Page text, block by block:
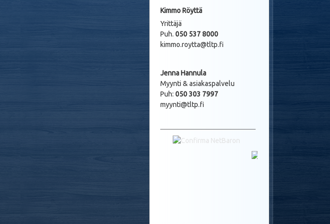
Kimmo Röyttä
Yrittäjä
Puh. 050 537 8000
kimmo.roytta@tltp.fi
Jenna Hannula
Myynti & asiakaspalvelu
Puh: 050 303 7997
myynti@tltp.fi